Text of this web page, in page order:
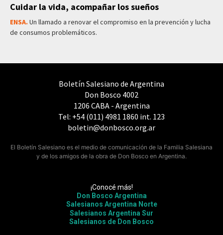
Cuidar la vida, acompañar los sueños
ENSA. Un llamado a renovar el compromiso en la prevención y lucha
de consumos problemáticos.
Boletín Salesiano de Argentina
Don Bosco 4002
1206 CABA - Argentina
Tel: +54 (011) 4981 1860 int. 123
boletin@donbosco.org.ar
El Boletín Salesiano es el medio de comunicación de la Familia Salesiana
y de los amigos de la obra de Don Bosco en Argentina.
¡Conocé más!
Don Bosco Argentina
Salesianos Argentina Norte
Salesianos Argentina Sur
Salesianos de Don Bosco